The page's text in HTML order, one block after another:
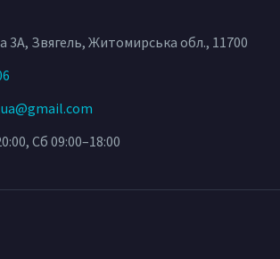
3А, Звягель, Житомирська обл., 11700
Сб 09:00–18:00